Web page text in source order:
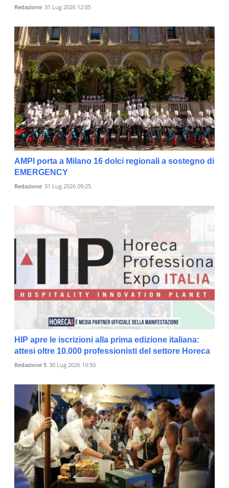
Redazione 31 Lug 2026 12:05
AMPI porta a Milano 16 dolci regionali a sostegno di
EMERGENCY
Redazione 31 Lug 2026 09:25
HIP apre le iscrizioni alla prima edizione italiana:
attesi oltre 10.000 professionisti del settore Horeca
Redazione 5 30 Lug 2026 10:50